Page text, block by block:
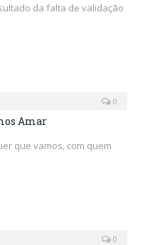
da falta de validação
0
Amar
que vamos, com quem
0